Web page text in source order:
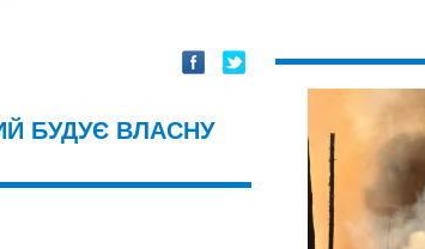
БУДУЄ ВЛАСНУ